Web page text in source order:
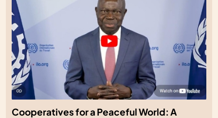
Cooperatives for a Peaceful World: A